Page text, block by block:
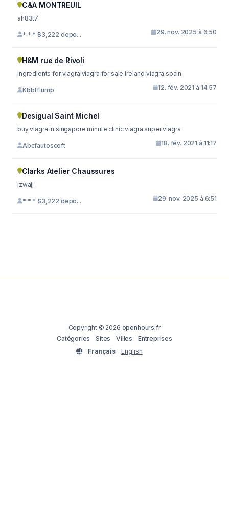
C&A MONTREUIL
ah83t7
* * * $3,222 depo... 29. nov. 2025 à 6:50
H&M rue de Rivoli
ingredients for viagra viagra for sale ireland viagra spain
Kbbfflump 12. fév. 2021 à 14:57
Desigual Saint Michel
buy viagra in singapore minute clinic viagra super viagra
Abcfautoscoft 18. fév. 2021 à 11:17
Clarks Atelier Chaussures
izwajj
* * * $3,222 depo... 29. nov. 2025 à 6:51
Copyright © 2026 openhours.fr
Catégories
Sites Villes
Entreprises
Français
English